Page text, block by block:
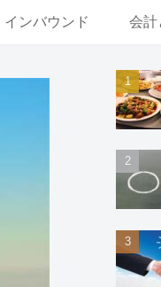
インバウンド 会計